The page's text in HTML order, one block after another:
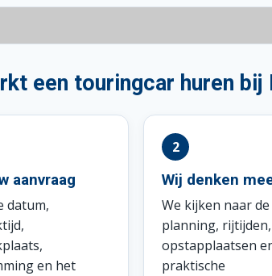
een touringcar huren bij
aanvraag
datum,
en het
Wij denken
We kijken naar
planning, rijtijden,
opstapplaatsen
praktische